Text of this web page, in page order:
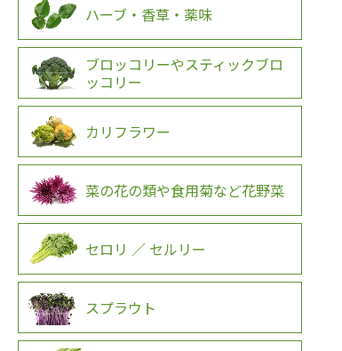
ハーブ・香草・薬味
ブロッコリーやスティックブロ
ッコリー
カリフラワー
菜の花の類や食用菊など花野菜
セロリ ／ セルリー
スプラウト